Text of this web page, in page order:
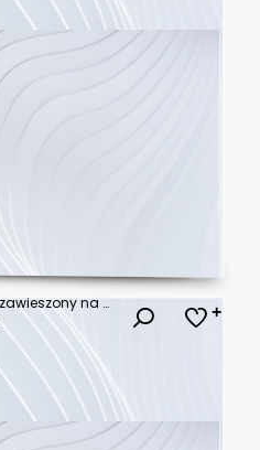
Znak stop, znak zakazu B-20 zawieszony na betonowym słupie